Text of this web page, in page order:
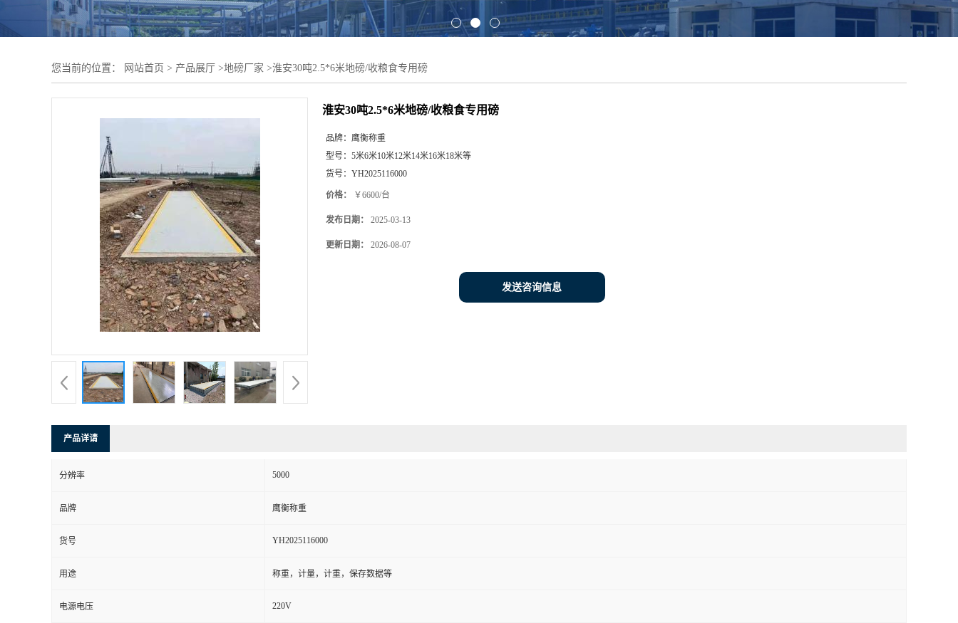
您当前的位置： 网站首页 > 产品展厅 >地磅厂家 >淮安30吨2.5*6米地磅/收粮食专用磅
淮安30吨2.5*6米地磅/收粮食专用磅
品牌： 鹰衡称重
型号： 5米6米10米12米14米16米18米等
货号： YH2025116000
价格： ￥6600/台
发布日期： 2025-03-13
更新日期： 2026-08-07
发送咨询信息
产品详请
分辨率 5000
品牌 鹰衡称重
货号 YH2025116000
用途 称重，计量，计重，保存数据等
电源电压 220V